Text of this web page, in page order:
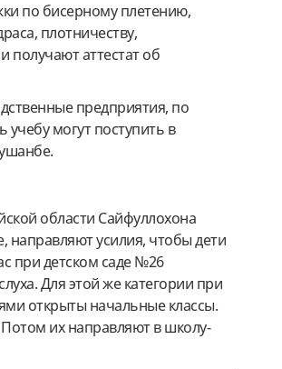
по бисерному плетению,
плотничеству,
получают аттестат об
предприятия, по
могут поступить в
области Сайфуллохона
направляют усилия, чтобы дети
при детском саде №26
Для этой же категории при
открыты начальные классы.
Потом их направляют в школу-